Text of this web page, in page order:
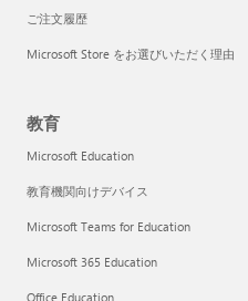
ご注文履歴
Microsoft Store をお選びいただく理由
教育
Microsoft Education
教育機関向けデバイス
Microsoft Teams for Education
Microsoft 365 Education
Office Education